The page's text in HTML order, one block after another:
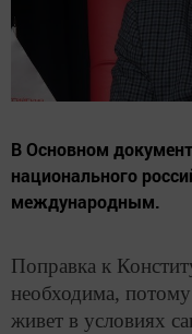
В Основном
национального
международным.
Поправка к
необходима,
живет в условиях